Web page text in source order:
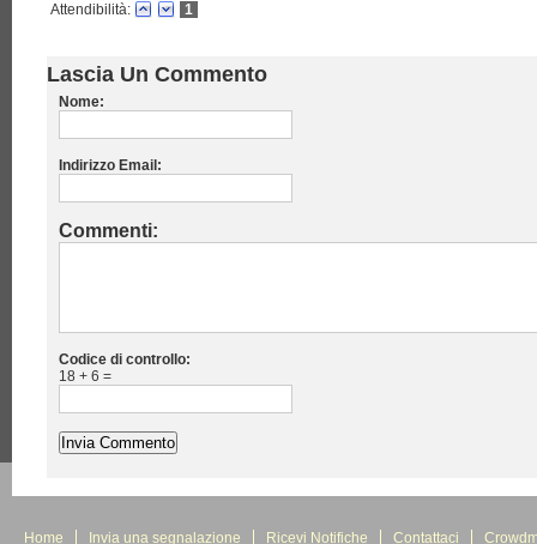
Attendibilità: 1
Lascia Un Commento
Nome:
Indirizzo Email:
Commenti:
Codice di controllo:
18 + 6 =
Home Invia una segnalazione Ricevi Notifiche Contattaci